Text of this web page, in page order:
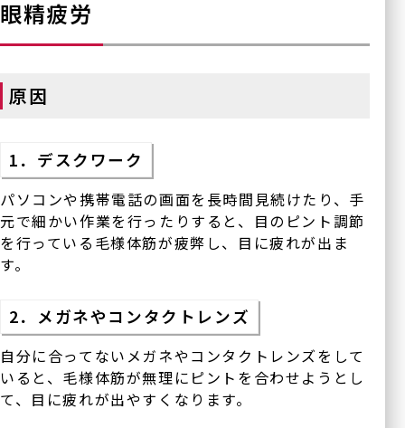
眼精疲労
原因
1．デスクワーク
パソコンや携帯電話の画面を長時間見続けたり、手
元で細かい作業を行ったりすると、目のピント調節
を行っている毛様体筋が疲弊し、目に疲れが出ま
す。
2．メガネやコンタクトレンズ
自分に合ってないメガネやコンタクトレンズをして
いると、毛様体筋が無理にピントを合わせようとし
て、目に疲れが出やすくなります。